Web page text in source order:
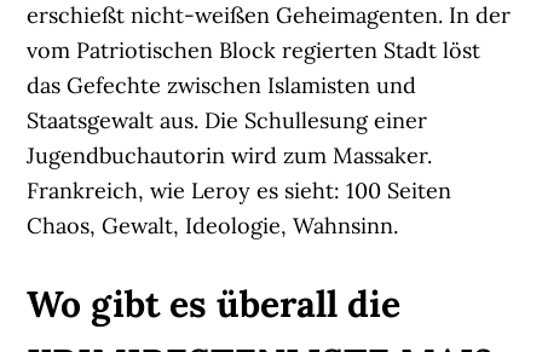
erschießt nicht-weißen Geheimagenten. In der
vom Patriotischen Block regierten Stadt löst
das Gefechte zwischen Islamisten und
Staatsgewalt aus. Die Schullesung einer
Jugendbuchautorin wird zum Massaker.
Frankreich, wie Leroy es sieht: 100 Seiten
Chaos, Gewalt, Ideologie, Wahnsinn.
Wo gibt es überall die